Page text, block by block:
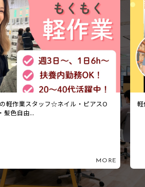
検品スタッフ！週3日～OK♪
MORE